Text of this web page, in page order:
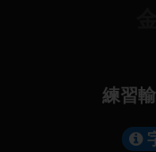
練習